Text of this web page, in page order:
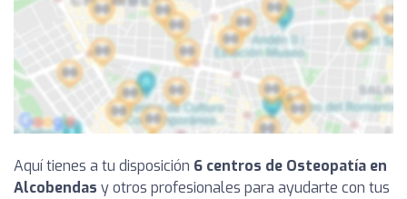
Aquí tienes a tu disposición 6 centros de Osteopatía en
Alcobendas y otros profesionales para ayudarte con tus